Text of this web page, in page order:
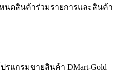
นดสินค้าร่วมรายการและสินค้า
แกรมขายสินค้า DMart-Gold